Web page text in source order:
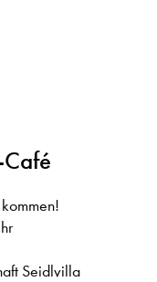
Seidlvilla